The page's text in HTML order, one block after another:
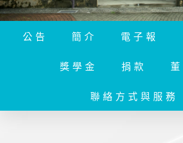
公告 簡介 電子報
獎學金 捐款
聯絡方式與服務